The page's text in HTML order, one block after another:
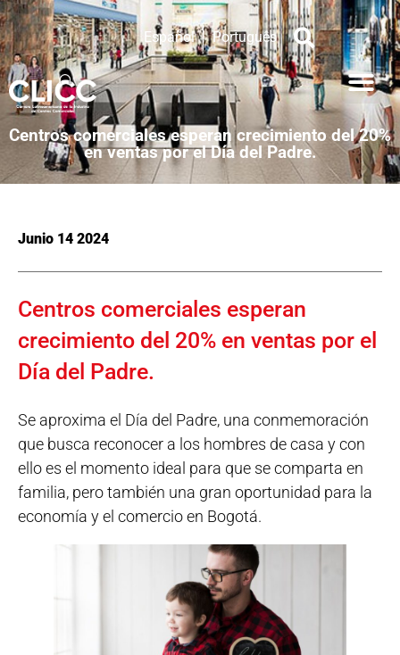
Español Português
Centros comerciales esperan crecimiento del 20%
en ventas por el Día del Padre.
Junio 14 2024
Centros comerciales esperan
crecimiento del 20% en ventas por el
Día del Padre.
Se aproxima el Día del Padre, una conmemoración
que busca reconocer a los hombres de casa y con
ello es el momento ideal para que se comparta en
familia, pero también una gran oportunidad para la
economía y el comercio en Bogotá.